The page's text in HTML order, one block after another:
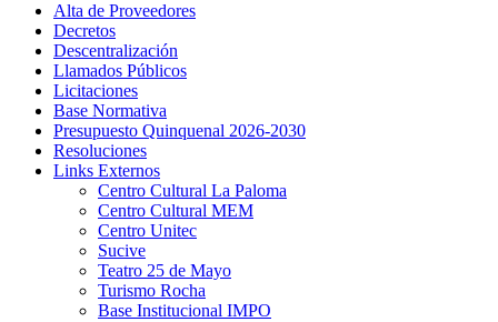
Alta de Proveedores
Decretos
Descentralización
Llamados Públicos
Licitaciones
Base Normativa
Presupuesto Quinquenal 2026-2030
Resoluciones
Links Externos
Centro Cultural La Paloma
Centro Cultural MEM
Centro Unitec
Sucive
Teatro 25 de Mayo
Turismo Rocha
Base Institucional IMPO